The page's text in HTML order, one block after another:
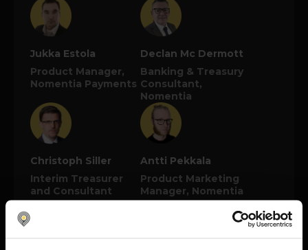
Jukka Estola
Product Manager,
Nomentia Payments
Declan Mc Dermott
Banking & Treasury
Consultant,
Nomentia
Christoph Siller
Interim Treasurer
and Consultant
Antti Pekkala
Product Marketing
Manager, Nomentia